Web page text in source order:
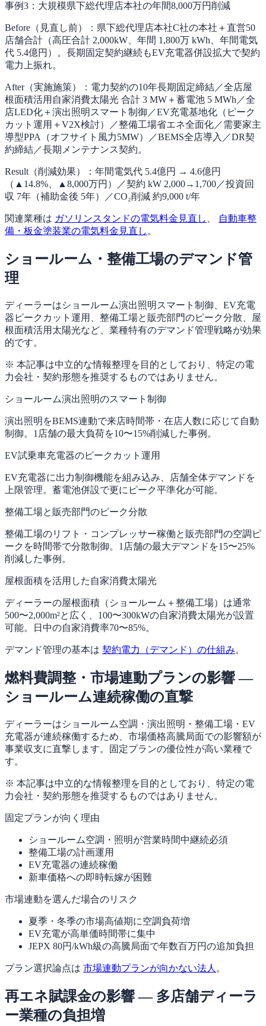
事例3：大規模県下総代理店本社の年間8,000万円削減
Before（見直し前）： 県下総代理店本社C社の本社＋直営50
店舗合計（高圧合計 2,000kW、年間 1,800万 kWh、年間電気
代 5.4億円）。長期固定契約継続もEV充電器併設拡大で契約
電力上振れ。
After（実施施策）： 電力契約の10年長期固定締結／全店屋
根面積活用自家消費太陽光 合計 3 MW＋蓄電池 5 MWh／全
店LED化＋演出照明スマート制御／EV充電基地化（ピーク
カット運用＋V2X検討）／整備工場省エネ全面化／需要家主
導型PPA（オフサイト風力5MW）／BEMS全店導入／DR契
約締結／長期メンテナンス契約。
Result（削減効果）： 年間電気代 5.4億円 → 4.6億円
（▲14.8%、▲8,000万円）／契約 kW 2,000→1,700／投資回
収 7年（補助金後 5年）／CO₂削減 約9,000 t/年
関連業種は ガソリンスタンドの電気料金見直し
自動車整
備・板金塗装業の電気料金見直し 。
ショールーム・整備工場のデマンド管
理
ディーラーはショールーム演出照明スマート制御、EV充電
器ピークカット運用、整備工場と販売部門のピーク分散、屋
根面積活用太陽光など、業種特有のデマンド管理戦略が効果
的です。
※ 本記事は中立的な情報整理を目的としており、特定の電
力会社・契約形態を推奨するものではありません。
ショールーム演出照明のスマート制御
演出照明をBEMS連動で来店時間帯・在店人数に応じて自動
制御。1店舗の最大負荷を10〜15%削減した事例。
EV試乗車充電器のピークカット運用
EV充電器に出力制御機能を組み込み、店舗全体デマンドを
上限管理。蓄電池併設で更にピーク平準化が可能。
整備工場と販売部門のピーク分散
整備工場のリフト・コンプレッサー稼働と販売部門の空調ピ
ークを時間帯で分散制御。1店舗の最大デマンドを15〜25%
削減した事例。
屋根面積を活用した自家消費太陽光
ディーラーの屋根面積（ショールーム＋整備工場）は通常
500〜2,000m²と広く、100〜300kWの自家消費太陽光が設置
可能。日中の自家消費率70〜85%。
デマンド管理の基本は 契約電力（デマンド）の仕組み。
燃料費調整・市場連動プランの影響 —
ショールーム連続稼働の直撃
ディーラーはショールーム空調・演出照明・整備工場・EV
充電器が連続稼働するため、市場価格高騰局面での影響額が
事業収支に直撃します。固定プランの優位性が高い業種で
す。
※ 本記事は中立的な情報整理を目的としており、特定の電
力会社・契約形態を推奨するものではありません。
固定プランが向く理由
ショールーム空調・照明が営業時間中継続必須
整備工場の計画運用
EV充電器の連続稼働
新車価格への即時転嫁が困難
市場連動を選んだ場合のリスク
夏季・冬季の市場高値期に空調負荷増
EV充電が高単価時間帯に集中
JEPX 80円/kWh級の高騰局面で年数百万円の追加負担
プラン選択論点は 市場連動プランが向かない法人 。
再エネ賦課金の影響 — 多店舗ディーラ
ー業種の負担増